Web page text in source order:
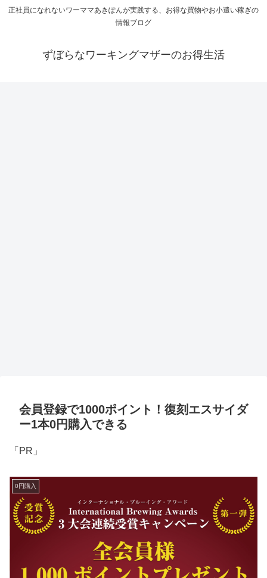
正社員になれないワーママあきぽんが実践する、お得な買物やお小遣い稼ぎの
情報ブログ
ずぼらなワーキングマザーのお得生活
会員登録で1000ポイント！復刻エスサイダ
ー1本0円購入できる
「PR」
0円購入